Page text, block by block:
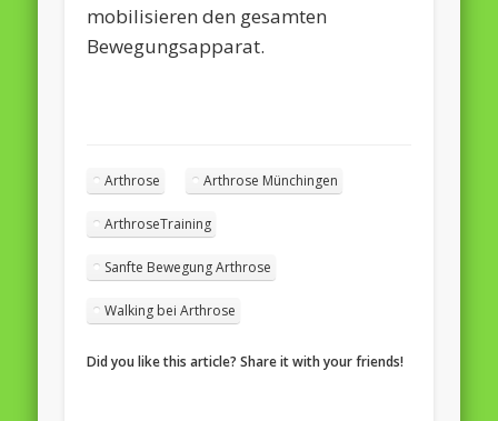
mobilisieren den gesamten
Bewegungsapparat.
Arthrose Arthrose Münchingen
ArthroseTraining
Sanfte Bewegung Arthrose
Walking bei Arthrose
Did you like this article? Share it with your friends!